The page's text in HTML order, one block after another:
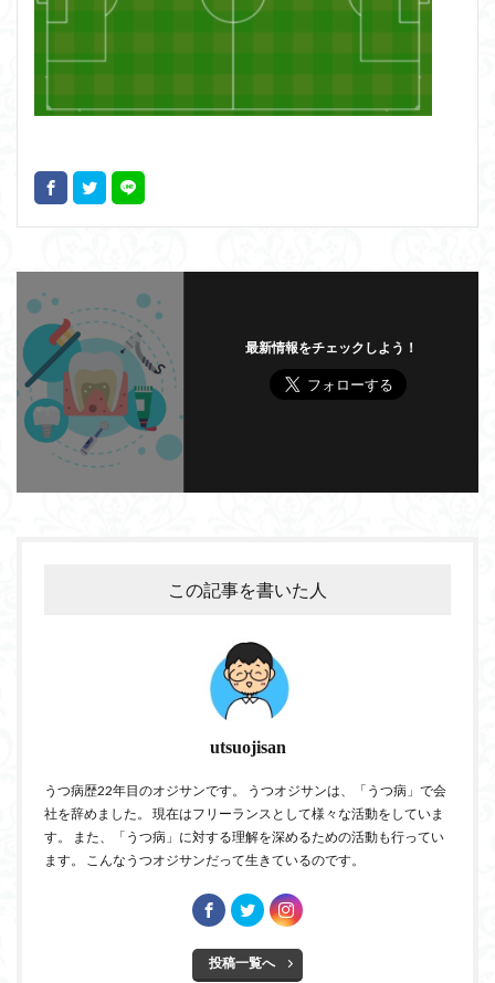
最新情報をチェックしよう！
この記事を書いた人
utsuojisan
うつ病歴22年目のオジサンです。 うつオジサンは、「うつ病」で会
社を辞めました。 現在はフリーランスとして様々な活動をしていま
す。 また、「うつ病」に対する理解を深めるための活動も行ってい
ます。 こんなうつオジサンだって生きているのです。
投稿一覧へ